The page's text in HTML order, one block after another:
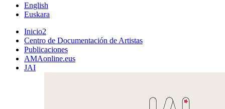
English
Euskara
Inicio2
Centro de Documentación de Artistas
Publicaciones
AMAonline.eus
JAI